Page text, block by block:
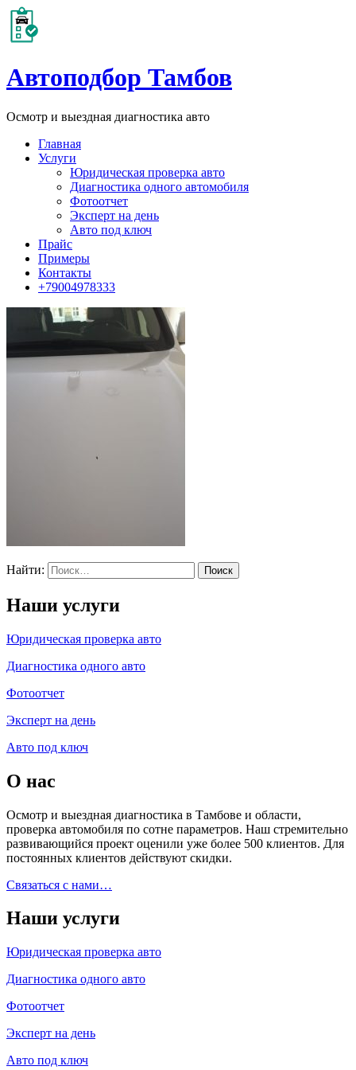
Автоподбор Тамбов
Осмотр и выездная диагностика авто
Главная
Услуги
Юридическая проверка авто
Диагностика одного автомобиля
Фотоотчет
Эксперт на день
Авто под ключ
Прайс
Примеры
Контакты
+79004978333
Найти:
Наши услуги
Юридическая проверка авто
Диагностика одного авто
Фотоотчет
Эксперт на день
Авто под ключ
О нас
Осмотр и выездная диагностика в Тамбове и области,
проверка автомобиля по сотне параметров. Наш стремительно
развивающийся проект оценили уже более 500 клиентов. Для
постоянных клиентов действуют скидки.
Связаться с нами…
Наши услуги
Юридическая проверка авто
Диагностика одного авто
Фотоотчет
Эксперт на день
Авто под ключ